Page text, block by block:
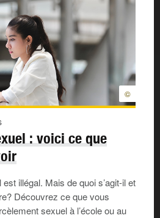
©
: voici ce que
illégal. Mais de quoi s’agit-il et
Découvrez ce que vous
sexuel à l’école ou au